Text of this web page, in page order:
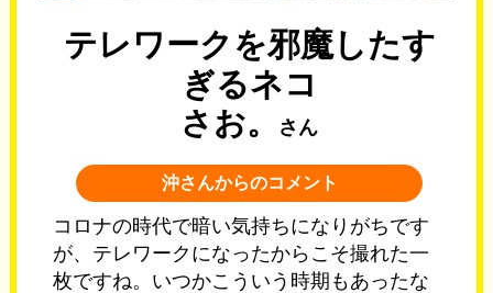
テレワークを邪魔したす
ぎるネコ
さお。 さん
沖さんからのコメント
コロナの時代で暗い気持ちになりがちです
が、テレワークになったからこそ撮れた一
枚ですね。いつかこういう時期もあったな